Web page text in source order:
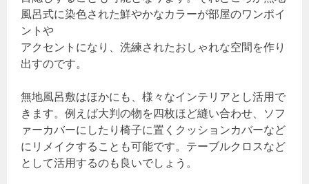
風呂式に染色された鮮やかなカラーが部屋のワンポイ
ントや
アクセントになり、洗練されたおしゃれな空間を作り
出すのです。
無地風呂敷はほかにも、様々なインテリアとし活用で
きます。例えば大判の物を四枚ほど縫い合わせ、ソフ
ァーカバーにしたり椅子に置くクッションカバーなど
にリメイクすることも可能です。テーブルクロスなど
として活用するのも良いでしょう。